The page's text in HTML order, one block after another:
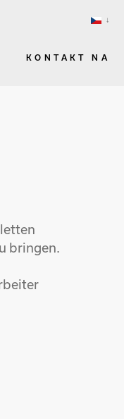
KONTAKT NA
bringen.